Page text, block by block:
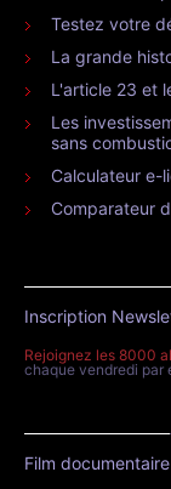
Testez votre
La grande
L'article 23 et
Les
sans
Calculateur e-
Comparateur
Inscription
Rejoignez les 8000
chaque vendredi par
Film documentaire